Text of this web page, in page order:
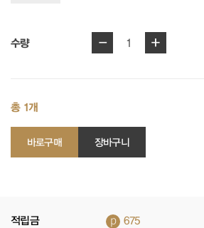
수량 - 1 +
총 1개
바로구매 장바구니
적립금 p 675